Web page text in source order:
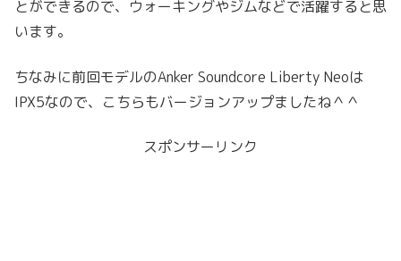
とができるので、ウォーキングやジムなどで活躍すると思
います。
ちなみに前回モデルのAnker Soundcore Liberty Neoは
IPX5なので、こちらもバージョンアップましたね＾＾
スポンサーリンク